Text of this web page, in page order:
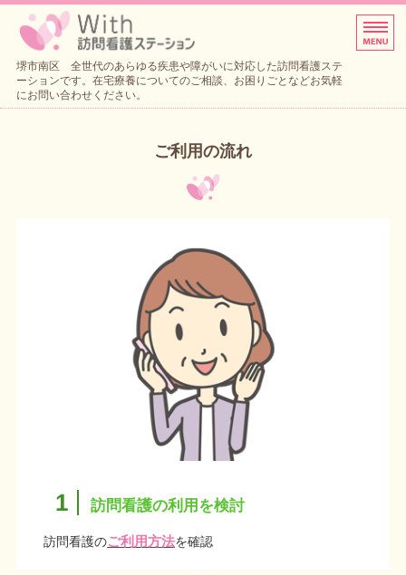
訪問看護サービス、リハビリテ
堺市南区 全世代のあらゆる疾患や障がいに対応した訪問看護ステ
ーションです。在宅療養についてのご相談、お困りごとなどお気軽
にお問い合わせください。
ご利用の流れ
1 訪問看護の利用を検討
訪問看護のご利用方法を確認